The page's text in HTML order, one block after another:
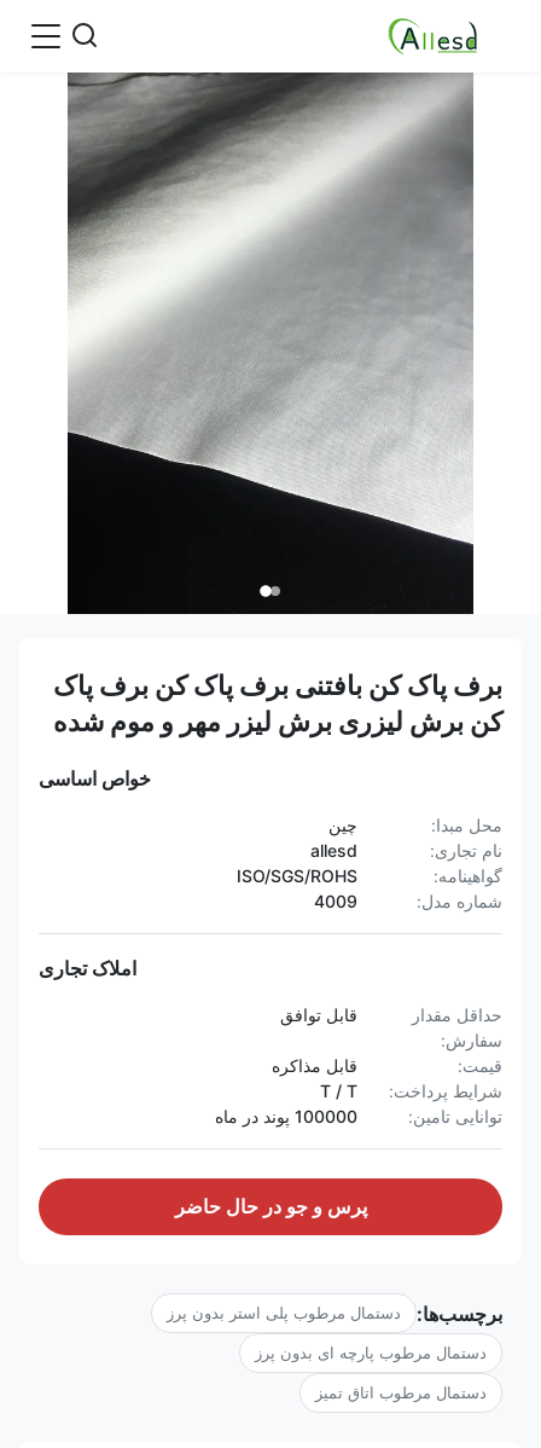
برف پاک کن بافتنی برف پاک کن برف پاک
کن برش لیزری برش لیزر مهر و موم شده
خواص اساسی
محل مبدا:
چین
نام تجاری:
allesd
گواهینامه:
ISO/SGS/ROHS
شماره مدل:
4009
املاک تجاری
حداقل مقدار
سفارش:
قابل توافق
قیمت:
قابل مذاکره
شرایط پرداخت:
T / T
توانایی تامین:
100000 پوند در ماه
پرس و جو در حال حاضر
برچسب‌ها: دستمال مرطوب پلی استر بدون پرز
دستمال مرطوب پارچه ای بدون پرز
دستمال مرطوب اتاق تمیز